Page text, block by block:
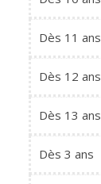
Dès 11 ans
Dès 12 ans
Dès 13 ans
Dès 3 ans